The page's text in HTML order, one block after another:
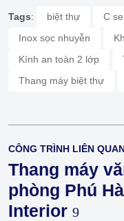
Tags: biệt thự C se
Inox sọc nhuyễn
Kính an toàn 2 lớp
Thang máy biệt thự
CÔNG TRÌNH LIÊN
Thang máy
phòng Phú Hà
Interior